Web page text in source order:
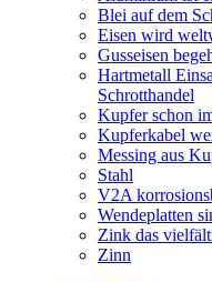
Blei auf dem
Eisen wird
Gusseisen
Hartmetall
Schrotthandel
Kupfer schon
Kupferkabel
Messing aus
Stahl
V2A
Wendeplatten
Zink das
Zinn